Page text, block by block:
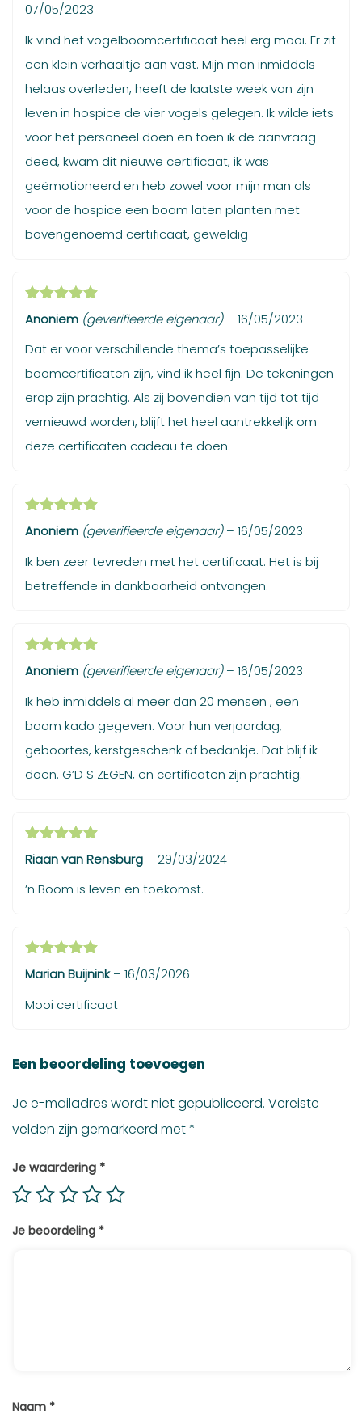
07/05/2023
Ik vind het vogelboomcertificaat heel erg mooi. Er zit
een klein verhaaltje aan vast. Mijn man inmiddels
helaas overleden, heeft de laatste week van zijn
leven in hospice de vier vogels gelegen. Ik wilde iets
voor het personeel doen en toen ik de aanvraag
deed, kwam dit nieuwe certificaat, ik was
geëmotioneerd en heb zowel voor mijn man als
voor de hospice een boom laten planten met
bovengenoemd certificaat, geweldig
Gewaardeerd
5uit 5
Anoniem (geverifieerde eigenaar) – 16/05/2023
Dat er voor verschillende thema’s toepasselijke
boomcertificaten zijn, vind ik heel fijn. De tekeningen
erop zijn prachtig. Als zij bovendien van tijd tot tijd
vernieuwd worden, blijft het heel aantrekkelijk om
deze certificaten cadeau te doen.
Gewaardeerd
5uit 5
Anoniem (geverifieerde eigenaar) – 16/05/2023
Ik ben zeer tevreden met het certificaat. Het is bij
betreffende in dankbaarheid ontvangen.
Gewaardeerd
5uit 5
Anoniem (geverifieerde eigenaar) – 16/05/2023
Ik heb inmiddels al meer dan 20 mensen , een
boom kado gegeven. Voor hun verjaardag,
geboortes, kerstgeschenk of bedankje. Dat blijf ik
doen. G’D S ZEGEN, en certificaten zijn prachtig.
Gewaardeerd
5uit 5
Riaan van Rensburg – 29/03/2024
’n Boom is leven en toekomst.
Gewaardeerd
5uit 5
Marian Buijnink– 16/03/2026
Mooi certificaat
Een beoordeling toevoegen
Je e-mailadres wordt niet gepubliceerd. Vereiste
velden zijn gemarkeerd met*
Je waardering *
Je beoordeling *
Naam *